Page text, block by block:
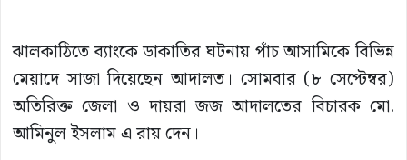
ঝালকাঠিতে ব্যাংকে ডাকাতির ঘটনায় পাঁচ আসামিকে বিভিন্ন
মেয়াদে সাজা দিয়েছেন আদালত। সোমবার (৮ সেপ্টেম্বর)
অতিরিক্ত জেলা ও দায়রা জজ আদালতের বিচারক মো.
আমিনুল ইসলাম এ রায় দেন।